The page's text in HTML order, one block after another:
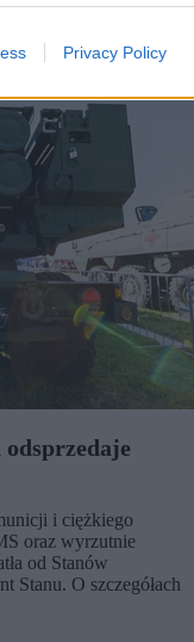
Privacy Policy
odsprzedaje
i ciężkiego
oraz wyrzutnie
od Stanów
Stanu. O szczegółach